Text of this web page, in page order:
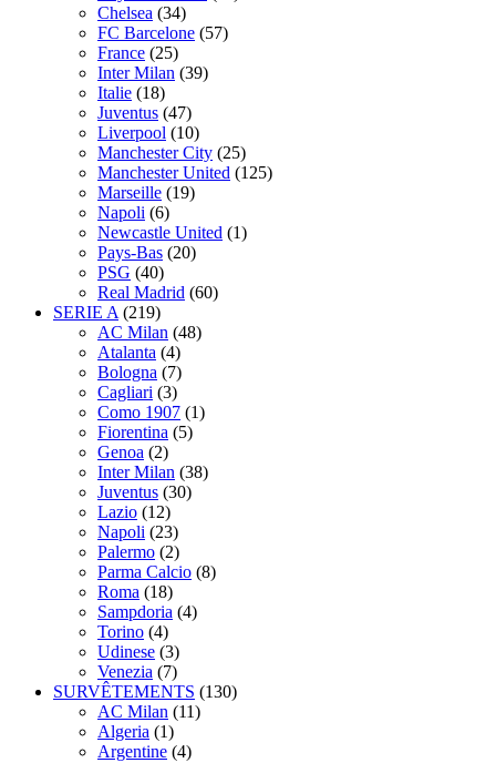
Chelsea (34)
FC Barcelone (57)
France (25)
Inter Milan (39)
Italie (18)
Juventus (47)
Liverpool (10)
Manchester City (25)
Manchester United (125)
Marseille (19)
Napoli (6)
Newcastle United (1)
Pays-Bas (20)
PSG (40)
Real Madrid (60)
SERIE A (219)
AC Milan (48)
Atalanta (4)
Bologna (7)
Cagliari (3)
Como 1907 (1)
Fiorentina (5)
Genoa (2)
Inter Milan (38)
Juventus (30)
Lazio (12)
Napoli (23)
Palermo (2)
Parma Calcio (8)
Roma (18)
Sampdoria (4)
Torino (4)
Udinese (3)
Venezia (7)
SURVÊTEMENTS (130)
AC Milan (11)
Algeria (1)
Argentine (4)